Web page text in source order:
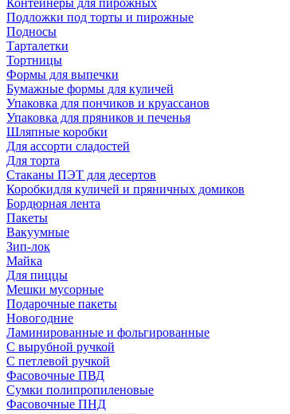
Контейнеры для пирожных
Подложки под торты и пирожные
Подносы
Тарталетки
Тортницы
Формы для выпечки
Бумажные формы для куличей
Упаковка для пончиков и круассанов
Упаковка для пряников и печенья
Шляпные коробки
Для ассорти сладостей
Для торта
Стаканы ПЭТ для десертов
Коробкидля куличей и пряничных домиков
Бордюрная лента
Пакеты
Вакуумные
Зип-лок
Майка
Для пиццы
Мешки мусорные
Подарочные пакеты
Новогодние
Ламинированные и фольгированные
С вырубной ручкой
С петлевой ручкой
Фасовочные ПВД
Сумки полипропиленовые
Фасовочные ПНД